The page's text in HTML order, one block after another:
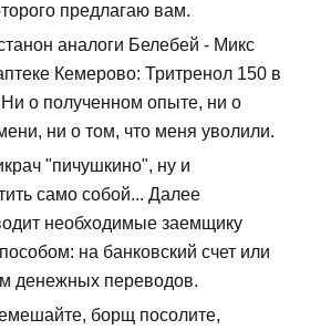
предлагаю вам.
аналоги Белебей - Микс
Кемерово: Тритренол 150 в
о полученном опыте, ни о
ни о том, что меня уволили.
"пичушкино", ну и
само собой... Далее
необходимые заемщику
на банковский счет или
денежных переводов.
борщ посолите,